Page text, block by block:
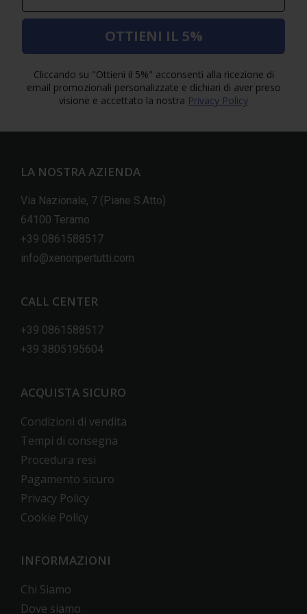
OTTIENI IL 5%
Cliccando su "Ottieni il 5%" acconsenti alla ricezione di
email promozionali personalizzate e dichiari di aver preso
visione e accettato la nostra Privacy Policy
LA NOSTRA AZIENDA
Via Nazionale, 7 (Piane S.Atto)
64100 Teramo
+39 0861588517
info@xenonpertutti.com
CALL CENTER
+39 0861588517
+39 3805195604
ACQUISTA SICURO
Condizioni di vendita
Tempi di consegna
Procedura resi
Pagamento sicuro
Privacy Policy
Cookie Policy
INFORMAZIONI
Chi Siamo
Dove siamo